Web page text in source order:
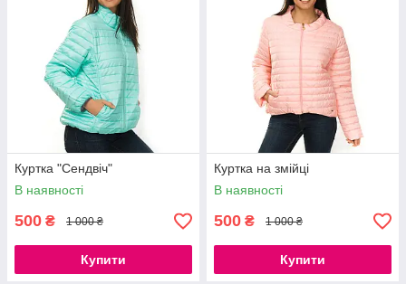
Куртка "Сендвiч"
В наявності
500 ₴ 1 000 ₴
Купити
Куртка на змійці
В наявності
500 ₴ 1 000 ₴
Купити